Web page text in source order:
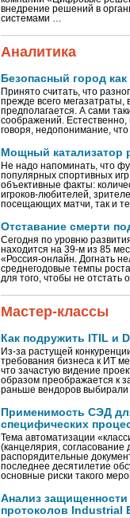
внедрение решений в
системами …
Аналитика
Безопасный город
Принято считать, что
прежде всего мегазатраты,
предполагается. А сами
соображений. Естественно,
говоря, недопонимание,
Мощный катализатор
Не надо напоминать, что
популярных спортивных
объективные факты:
игроков-любителей,
посещающих матчи, так и
Отставание смерти
Сегодня по уровню
находится на 39-м из 85
«Россия-онлайн. Догнать
среднегодовые темпы
для того, чтобы не
Мастер-классы
Как подружить ITIL и
Из-за растущей
требования бизнеса к ИТ
что зачастую видение
образом преображается к
раньше вендоров
Применимость СЭД
специфических
Тема автоматизации
(канцелярия, согласование
распорядительные
последнее десятилетие
основные риски такого
Анализ
протоколов Industrial